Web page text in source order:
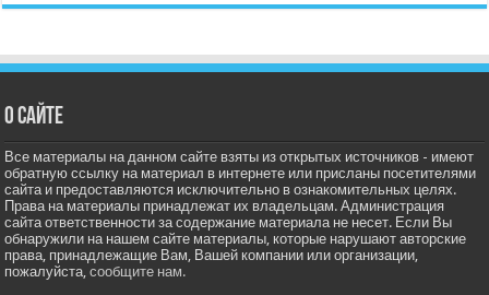
О сайте
Все материалы на данном сайте взяты из открытых источников - имеют
обратную ссылку на материал в интернете или присланы посетителями
сайта и предоставляются исключительно в ознакомительных целях.
Права на материалы принадлежат их владельцам. Администрация
сайта ответственности за содержание материала не несет. Если Вы
обнаружили на нашем сайте материалы, которые нарушают авторские
права, принадлежащие Вам, Вашей компании или организации,
пожалуйста,сообщите нам.